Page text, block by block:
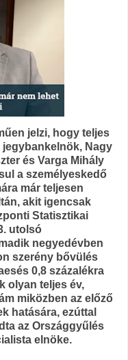
jelzi, hogy teljes
Nagy
és Varga Mihály
a személyeskedő
már teljesen
akit igencsak
Statisztikai
utolsó
negyedévben
szerény bővülés
0,8 százalékra
olyan teljes év,
miközben az előző
hatására, ezúttal
az Országgyűlés
elnöke.